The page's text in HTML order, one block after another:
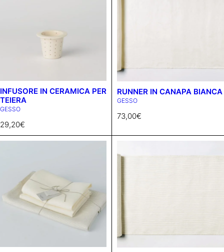
INFUSORE IN CERAMICA PER
TEIERA
GESSO
29,20€
RUNNER IN CANAPA BIANCA
GESSO
73,00€